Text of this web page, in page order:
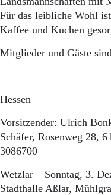
Für das leibliche Wohl
Kaffee und Kuchen
Mitglieder und Gäste
Hessen
Vorsitzender: Ulrich
Schäfer, Rosenweg 28,
3086700
Wetzlar – Sonntag, 3.
Stadthalle Aßlar,